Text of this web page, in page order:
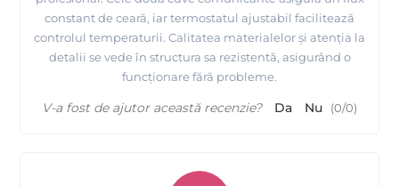
constant de ceară, iar termostatul ajustabil facilitează
controlul temperaturii. Calitatea materialelor și atenția la
detalii se vede în structura sa rezistentă, asigurând o
funcționare fără probleme.
V-a fost de ajutor această recenzie? Da Nu (0/0)